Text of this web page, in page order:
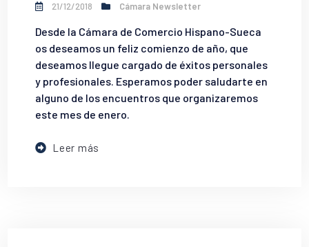
21/12/2018 Cámara Newsletter
Desde la Cámara de Comercio Hispano-Sueca
os deseamos un feliz comienzo de año, que
deseamos llegue cargado de éxitos personales
y profesionales. Esperamos poder saludarte en
alguno de los encuentros que organizaremos
este mes de enero.
Leer más